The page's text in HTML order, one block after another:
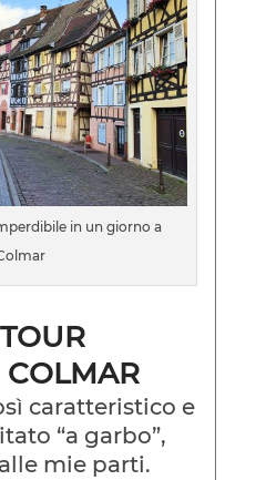
in un giorno a
caratteristico e
“a garbo”,
mie parti.